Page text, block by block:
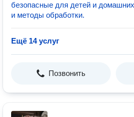
безопасные для детей и
и методы обработки.
Ещё 14 услуг
Позвонить